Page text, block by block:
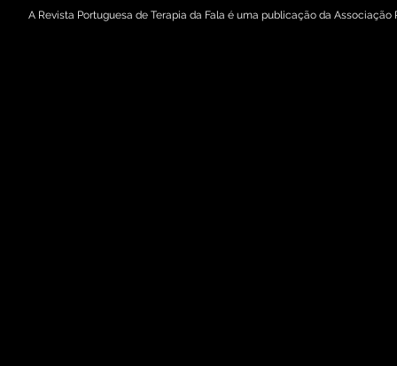
A Revista Portuguesa de Terapia da Fala é uma publicação da